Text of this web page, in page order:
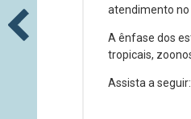
atendimento no
A ênfase dos
tropicais,
Assista a seguir: